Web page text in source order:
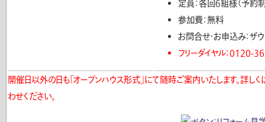
定員：各回６組様（予約
参加費：無料
お問合せ・お申込み：ザ
フリーダイヤル：0120-
開催日以外の日も「オープンハウス形式」にて随時ご案内いたします。詳し
わせください。